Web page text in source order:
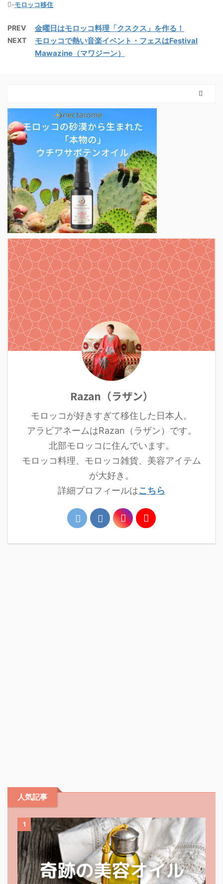
-モロッコ移住
PREV 金曜日はモロッコ料理「クスクス」を作る！
NEXT
モロッコで熱い音楽イベント・フェスはFestival
Mawazine（マワジーン）
Razan（ラザン）
モロッコが好きすぎて移住した日本人。
アラビアネームはRazan（ラザン）です。
北部モロッコに住んでいます。
モロッコ料理、モロッコ雑貨、美容アイテム
が大好き。
詳細プロフィールはこちら
人気記事
1